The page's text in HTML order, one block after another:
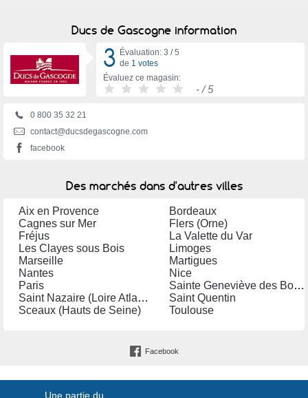
Ducs de Gascogne information
3 Évaluation: 3 /5
de 1 votes
Évaluez ce magasin:
- / 5
0 800 35 32 21
contact@ducsdegascogne.com
facebook
Des marchés dans d'autres villes
Aix en Provence
Bordeaux
Cagnes sur Mer
Flers (Orne)
Fréjus
La Valette du Var
Les Clayes sous Bois
Limoges
Marseille
Martigues
Nantes
Nice
Paris
Sainte Geneviève des Bois (Essonne)
Saint Nazaire (Loire Atlantique)
Saint Quentin
Sceaux (Hauts de Seine)
Toulouse
Facebook
Une partie du